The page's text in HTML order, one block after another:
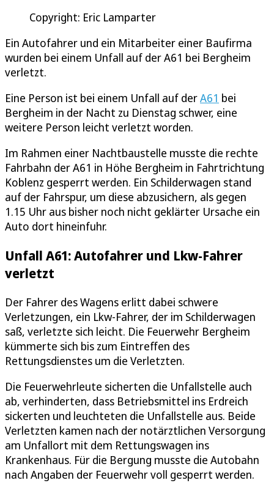
Copyright: Eric Lamparter
Ein Autofahrer und ein Mitarbeiter einer Baufirma
wurden bei einem Unfall auf der A61 bei Bergheim
verletzt.
Eine Person ist bei einem Unfall auf derA61 bei
Bergheim in der Nacht zu Dienstag schwer, eine
weitere Person leicht verletzt worden.
Im Rahmen einer Nachtbaustelle musste die rechte
Fahrbahn der A61 in Höhe Bergheim in Fahrtrichtung
Koblenz gesperrt werden. Ein Schilderwagen stand
auf der Fahrspur, um diese abzusichern, als gegen
1.15 Uhr aus bisher noch nicht geklärter Ursache ein
Auto dort hineinfuhr.
Unfall A61: Autofahrer und Lkw-Fahrer
verletzt
Der Fahrer des Wagens erlitt dabei schwere
Verletzungen, ein Lkw-Fahrer, der im Schilderwagen
saß, verletzte sich leicht. Die Feuerwehr Bergheim
kümmerte sich bis zum Eintreffen des
Rettungsdienstes um die Verletzten.
Die Feuerwehrleute sicherten die Unfallstelle auch
ab, verhinderten, dass Betriebsmittel ins Erdreich
sickerten und leuchteten die Unfallstelle aus. Beide
Verletzten kamen nach der notärztlichen Versorgung
am Unfallort mit dem Rettungswagen ins
Krankenhaus. Für die Bergung musste die Autobahn
nach Angaben der Feuerwehr voll gesperrt werden.